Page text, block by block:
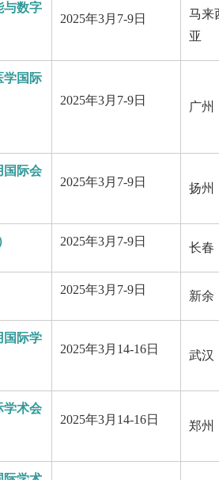
与数字
2025年3月7-9日
马来
亚
学国际
2025年3月7-9日 广州
国际会
2025年3月7-9日 扬州
2025年3月7-9日 长春
2025年3月7-9日 新余
国际学
2025年3月14-16日 武汉
学术会
2025年3月14-16日 郑州